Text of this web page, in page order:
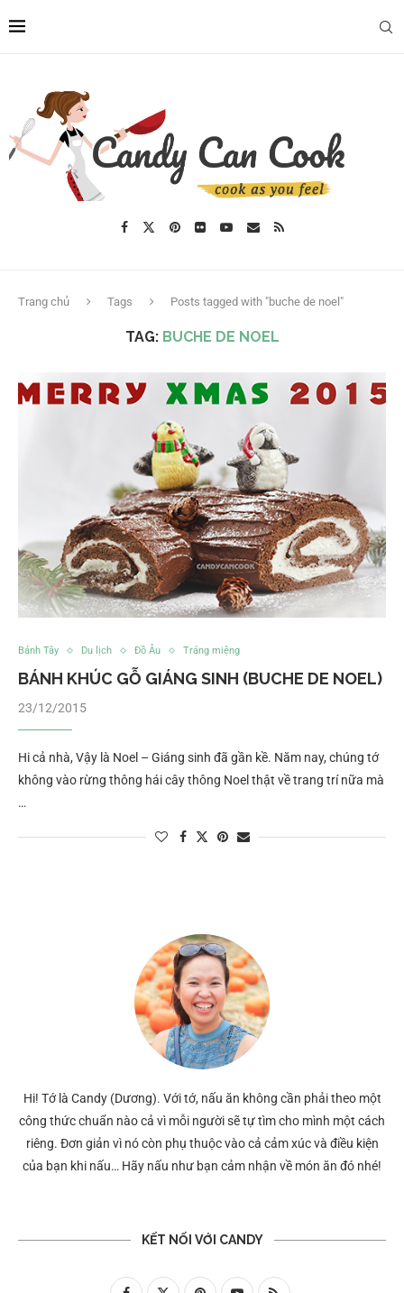
Trang chủ Tags Posts tagged with "buche de noel"
TAG: BUCHE DE NOEL
Bánh Tây Du lịch Đồ Âu Tráng miệng
BÁNH KHÚC GỖ GIÁNG SINH (BUCHE DE NOEL)
23/12/2015
Hi cả nhà, Vậy là Noel – Giáng sinh đã gần kề. Năm nay, chúng tớ
không vào rừng thông hái cây thông Noel thật về trang trí nữa mà
…
Hi! Tớ là Candy (Dương). Với tớ, nấu ăn không cần phải theo một
công thức chuẩn nào cả vì mỗi người sẽ tự tìm cho mình một cách
riêng. Đơn giản vì nó còn phụ thuộc vào cả cảm xúc và điều kiện
của bạn khi nấu… Hãy nấu như bạn cảm nhận về món ăn đó nhé!
KẾT NỐI VỚI CANDY